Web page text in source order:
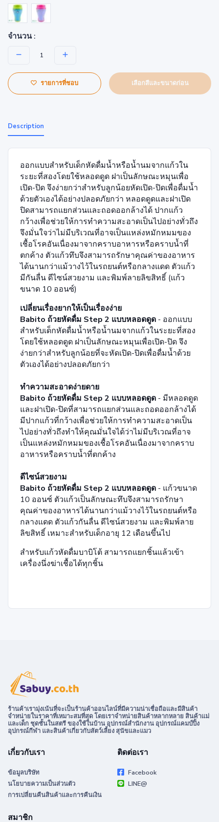
จำนวน :
รายการที่ชอบ เลือกสีและขนาดก่อน
Description
ออกแบบสำหรับเด็กหัดดื่มน้ำหรือน้ำนมจากแก้วใน
ระยะที่สองโดยใช้หลอดดูด ฝาเป็นลักษณะหมุนเพื่อ
เปิด-ปิด จึงง่ายกว่าสำหรับลูกน้อยหัดเปิด-ปิดเพื่อดื่มน้ำ
ด้วยตัวเองได้อย่างปลอดภัยกว่า หลอดดูดและฝาเปิด
ปิดสามารถแยกส่วนและถอดออกล้างได้ ปากแก้ว
กว้างเพื่อช่วยให้การทำความสะอาดเป็นไปอย่างทั่วถึง
จึงมั่นใจว่าไม่มีบริเวณที่อาจเป็นแหล่งหมักหมมของ
เชื้อโรคอันเนื่องมาจากคราบอาหารหรือคราบน้ำที่
ตกค้าง ตัวแก้วทึบจึงสามารถรักษาคุณค่าของอาหาร
ได้นานกว่าแม้วางไว้ในรถยนต์หรือกลางแดด ตัวแก้ว
มีกันลื่น ดีไซน์สวยงาม และพิมพ์ลายลิขสิทธิ์ (แก้ว
ขนาด 10 ออนซ์)
เปลี่ยนเรื่องยากให้เป็นเรื่องง่าย
Babito ถ้วยหัดดื่ม Step 2 แบบหลอดดูด - ออกแบบ
สำหรับเด็กหัดดื่มน้ำหรือน้ำนมจากแก้วในระยะที่สอง
โดยใช้หลอดดูด ฝาเป็นลักษณะหมุนเพื่อเปิด-ปิด จึง
ง่ายกว่าสำหรับลูกน้อยที่จะหัดเปิด-ปิดเพื่อดื่มน้ำด้วย
ตัวเองได้อย่างปลอดภัยกว่า
ทำความสะอาดง่ายดาย
Babito ถ้วยหัดดื่ม Step 2 แบบหลอดดูด - มีหลอดดูด
และฝาเปิด-ปิดที่สามารถแยกส่วนและถอดออกล้างได้
มีปากแก้วที่กว้างเพื่อช่วยให้การทำความสะอาดเป็น
ไปอย่างทั่วถึงทำให้คุณมั่นใจได้ว่าไม่มีบริเวณที่อาจ
เป็นแหล่งหมักหมมของเชื้อโรคอันเนื่องมาจากคราบ
อาหารหรือคราบน้ำที่ตกค้าง
ดีไซน์สวยงาม
Babito ถ้วยหัดดื่ม Step 2 แบบหลอดดูด - แก้วขนาด
10 ออนซ์ ตัวแก้วเป็นลักษณะทึบจึงสามารถรักษา
คุณค่าของอาหารได้นานกว่าแม้วางไว้ในรถยนต์หรือ
กลางแดด ตัวแก้วกันลื่น ดีไซน์สวยงาม และพิมพ์ลาย
ลิขสิทธิ์ เหมาะสำหรับเด็กอายุ 12 เดือนขึ้นไป
สำหรับแก้วหัดดื่มบาบิโต้ สามารถแยกชิ้นแล้วเข้า
เครื่องนึ่งฆ่าเชื้อได้ทุกชิ้น
ร้านค้าเรามุ่งเน้นที่จะเป็นร้านค้าออนไลน์ที่มีความน่าเชื่อถือและมีสินค้า
จำหน่ายในราคาที่เหมาะสมที่สุด โดยเราจำหน่ายสินค้าหลากหลาย สินค้าแม่
และเด็ก ชุดชั้นในสตรี ของใช้ในบ้าน อุปกรณ์สำนักงาน อุปกรณ์แคมป์ปิ้ง
อุปกรณ์กีฬา และสินค้าเกี่ยวกับสัตว์เลี้ยง สุนัขและแมว
เกี่ยวกับเรา
ข้อมูลบริษัท
นโยบายความเป็นส่วนตัว
การเปลี่ยนคืนสินค้าและการคืนเงิน
ติดต่อเรา
Facebook
LINE@
สมาชิก